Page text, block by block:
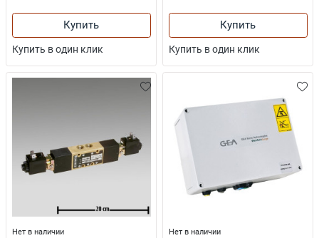
Купить
Купить в один клик
Купить
Купить в один клик
Нет в наличии Нет в наличии